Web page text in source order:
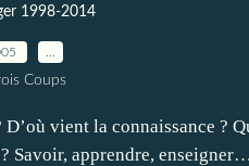
1998-2014
Coups
vient la connaissance ?
Savoir, apprendre,